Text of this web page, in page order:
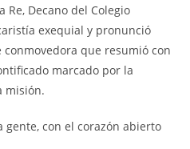
Re, Decano del Colegio
exequial y pronunció
que resumió con
marcado por la
misión.
gente, con el corazón abierto